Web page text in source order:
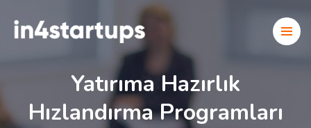
Yatırıma Hazırlık
Hızlandırma Programları